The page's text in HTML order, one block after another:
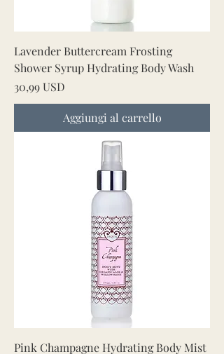
Lavender Buttercream Frosting
Shower Syrup Hydrating Body Wash
Prezzo
30,99 USD
Aggiungi al carrello
Pink Champagne Hydrating Body Mist